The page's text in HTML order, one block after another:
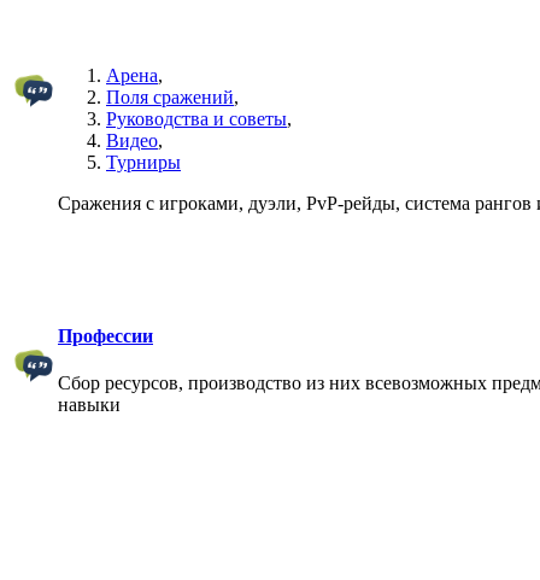
Арена,
Поля сражений,
Руководства и советы,
Видео,
Турниры
Сражения с игроками, дуэли, PvP-рейды, система рангов
Профессии
Сбор ресурсов, производство из них всевозможных
навыки